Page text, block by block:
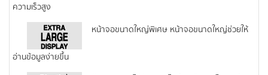
ความเร็วสูง
หน้าจอขนาดใหญ่พิเศษ หน้าจอขนาดใหญ่ช่วยให้
อ่านข้อมูลง่ายขึ้น